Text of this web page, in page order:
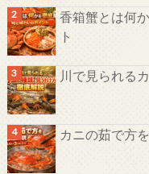
香箱蟹とは何
ト
川で見られる
カニの茹で方